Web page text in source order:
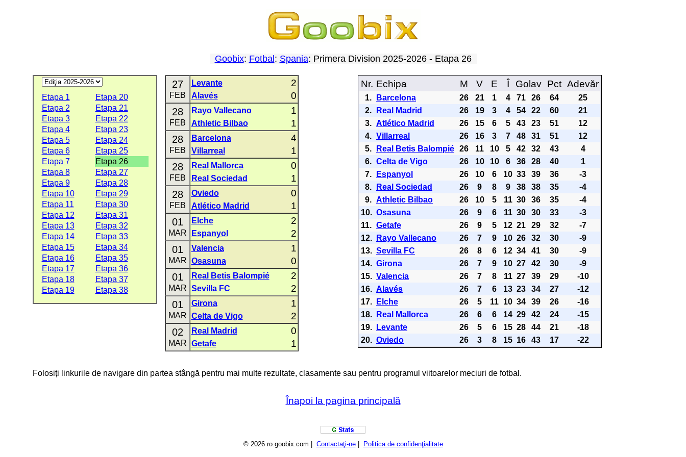
Goobix: Fotbal : Spania: Primera Division 2025-2026 - Etapa 26
Etapa 1
Etapa 20
Etapa 2
Etapa 21
Etapa 3
Etapa 22
Etapa 4
Etapa 23
Etapa 5
Etapa 24
Etapa 6
Etapa 25
Etapa 7
Etapa 26
Etapa 8
Etapa 27
Etapa 9
Etapa 28
Etapa 10
Etapa 29
Etapa 11
Etapa 30
Etapa 12
Etapa 31
Etapa 13
Etapa 32
Etapa 14
Etapa 33
Etapa 15
Etapa 34
Etapa 16
Etapa 35
Etapa 17
Etapa 36
Etapa 18
Etapa 37
Etapa 19
Etapa 38
27
FEB
Levante 2
Alavés 0
28
FEB
Rayo Vallecano 1
Athletic Bilbao 1
28
FEB
Barcelona 4
Villarreal 1
28
FEB
Real Mallorca 0
Real Sociedad 1
28
FEB
Oviedo 0
Atlético Madrid 1
01
MAR
Elche 2
Espanyol 2
01
MAR
Valencia 1
Osasuna 0
01
MAR
Real Betis Balompié 2
Sevilla FC 2
01
MAR
Girona 1
Celta de Vigo 2
02
MAR
Real Madrid 0
Getafe 1
Nr. Echipa M V E Î Golav Pct Adevăr
1. Barcelona 26 21 1 4 71 26 64
25
2.
Real Madrid 26 19 3 4 54 22 60
21
3. Atlético Madrid 26 15 6 5 43 23 51
12
4. Villarreal 26 16 3 7 48 31 51
12
5.
Real Betis Balompié 26 11 10 5 42 32 43
4
6. Celta de Vigo 26 10 10 6 36 28 40
1
7.
Espanyol 26 10 6 10 33 39 36
-3
8.
Real Sociedad 26 9 8 9 38 38 35
-4
9. Athletic Bilbao 26 10 5 11 30 36 35
-4
10. Osasuna 26 9 6 11 30 30 33
-3
11. Getafe 26 9 5 12 21 29 32
-7
12.
Rayo Vallecano 26 7 9 10 26 32 30
-9
13. Sevilla FC 26 8 6 12 34 41 30
-9
14. Girona 26 7 9 10 27 42 30
-9
15. Valencia 26 7 8 11 27 39 29
-10
16. Alavés 26 7 6 13 23 34 27
-12
17.
Elche 26 5 11 10 34 39 26
-16
18.
Real Mallorca 26 6 6 14 29 42 24
-15
19.
Levante 26 5 6 15 28 44 21
-18
20. Oviedo 26 3 8 15 16 43 17 -22
Folosiți linkurile de navigare din partea stângă pentru mai multe rezultate, clasamente sau pentru programul viitoarelor meciuri de fotbal.
Înapoi la pagina principală
© 2026 ro.goobix.com | Contactaţi-ne| Politica de confidenţialitate